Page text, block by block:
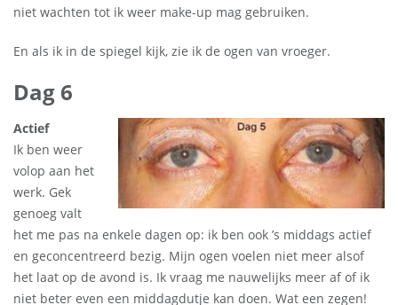
niet wachten tot ik weer make-up mag gebruiken.
En als ik in de spiegel kijk, zie ik de ogen van vroeger.
Dag 6
Actief
Ik ben weer
volop aan het
werk. Gek
genoeg valt
het me pas na enkele dagen op: ik ben ook ’s middags actief
en geconcentreerd bezig. Mijn ogen voelen niet meer alsof
het laat op de avond is. Ik vraag me nauwelijks meer af of ik
niet beter even een middagdutje kan doen. Wat een zegen!